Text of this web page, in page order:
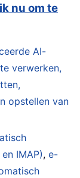
nu om te
AI-
verwerken,
opstellen van
IMAP),e-